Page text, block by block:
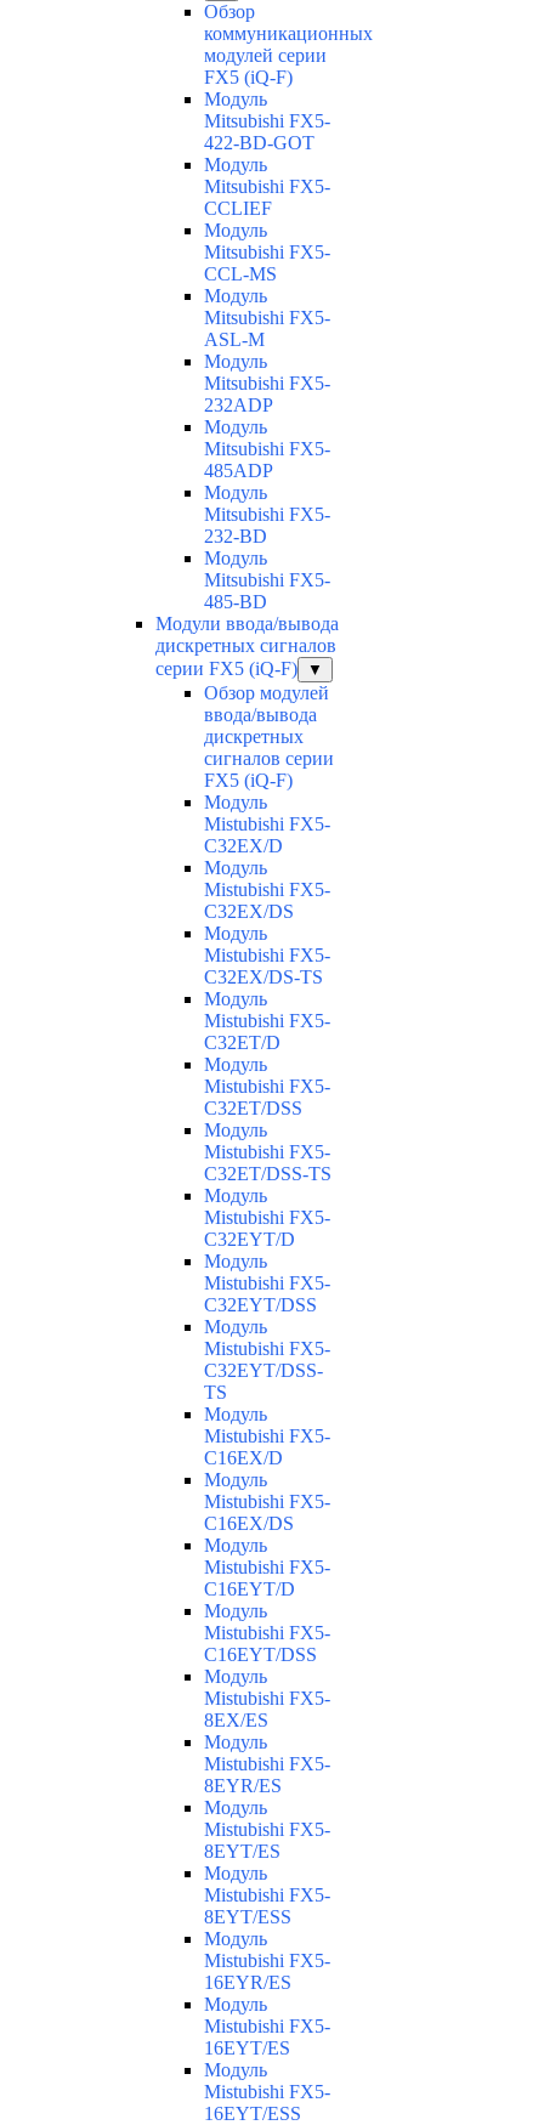
Обзор
коммуникационных
модулей серии
FX5 (iQ-F)
Модуль
Mitsubishi FX5-
422-BD-GOT
Модуль
Mitsubishi FX5-
CCLIEF
Модуль
Mitsubishi FX5-
CCL-MS
Модуль
Mitsubishi FX5-
ASL-M
Модуль
Mitsubishi FX5-
232ADP
Модуль
Mitsubishi FX5-
485ADP
Модуль
Mitsubishi FX5-
232-BD
Модуль
Mitsubishi FX5-
485-BD
Модули ввода/вывода
дискретных сигналов
серии FX5 (iQ-F)
▼
Обзор модулей
ввода/вывода
дискретных
сигналов серии
FX5 (iQ-F)
Модуль
Mistubishi FX5-
C32EX/D
Модуль
Mistubishi FX5-
C32EX/DS
Модуль
Mistubishi FX5-
C32EX/DS-TS
Модуль
Mistubishi FX5-
C32ET/D
Модуль
Mistubishi FX5-
C32ET/DSS
Модуль
Mistubishi FX5-
C32ET/DSS-TS
Модуль
Mistubishi FX5-
C32EYT/D
Модуль
Mistubishi FX5-
C32EYT/DSS
Модуль
Mistubishi FX5-
C32EYT/DSS-
TS
Модуль
Mistubishi FX5-
C16EX/D
Модуль
Mistubishi FX5-
C16EX/DS
Модуль
Mistubishi FX5-
C16EYT/D
Модуль
Mistubishi FX5-
C16EYT/DSS
Модуль
Mistubishi FX5-
8EX/ES
Модуль
Mistubishi FX5-
8EYR/ES
Модуль
Mistubishi FX5-
8EYT/ES
Модуль
Mistubishi FX5-
8EYT/ESS
Модуль
Mistubishi FX5-
16EYR/ES
Модуль
Mistubishi FX5-
16EYT/ES
Модуль
Mistubishi FX5-
16EYT/ESS